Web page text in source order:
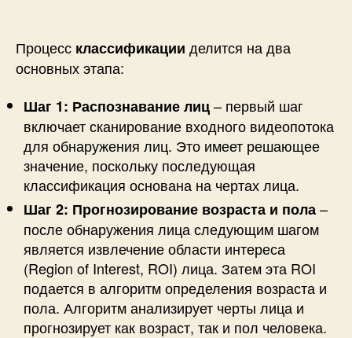
Процесс классификации делится на два
основных этапа:
Шаг 1: Распознавание лиц– первый шаг
включает сканирование входного видеопотока
для обнаружения лиц. Это имеет решающее
значение, поскольку последующая
классификация основана на чертах лица.
Шаг 2: Прогнозирование возраста и пола–
после обнаружения лица следующим шагом
является извлечение области интереса
(Region of Interest, ROI) лица. Затем эта ROI
подается в алгоритм определения возраста и
пола. Алгоритм анализирует черты лица и
прогнозирует как возраст, так и пол человека.